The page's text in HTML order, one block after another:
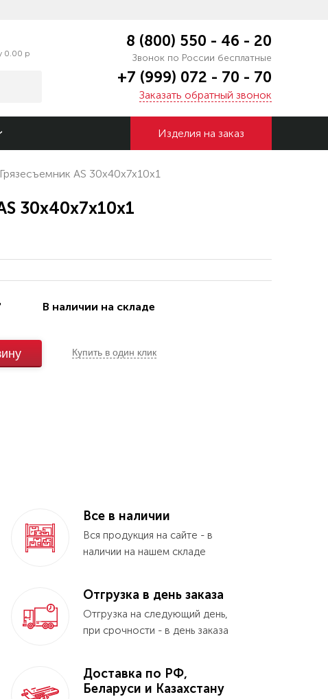
0.00 р
8 (800) 550 - 46 - 20
Звонок по России бесплатные
+7 (999) 072 - 70 - 70
Заказать обратный звонок
Изделия на заказ
Грязесъемник AS 30x40x7x10x1
30x40x7x10x1
В наличии на складе
Купить в один клик
Все в наличии
Вся продукция на сайте - в
наличии на нашем складе
Отгрузка в день заказа
Отгрузка на следующий день,
при срочности - в день заказа
Доставка по РФ,
Беларуси и Казахстану